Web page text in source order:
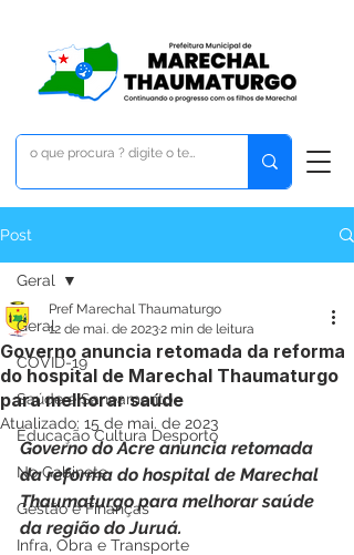
Post
Geral
COVID-19
Saúde e Saneamento
Educação Cultura Desporto
No Gabinete
Gestão e Finanças
Infra, Obra e Transporte
Geral
Governo anuncia retomada da reforma
do hospital de Marechal Thaumaturgo
para melhorar saúde
Pref Marechal Thaumaturgo
12 de mai. de 20232 min de leitura
Atualizado: 15 de mai. de 2023
Governo do Acre anuncia retomada
da reforma do hospital de Marechal
Thaumaturgo para melhorar saúde
da região do Juruá.